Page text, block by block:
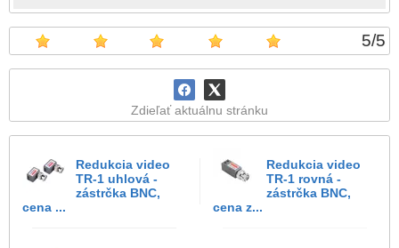
5/5
Zdieľať aktuálnu stránku
Redukcia video
TR-1 uhlová -
zástrčka BNC,
cena ...
Redukcia video
TR-1 rovná -
zástrčka BNC,
cena z...